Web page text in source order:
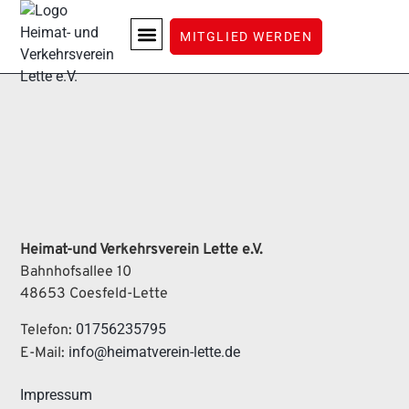
MITGLIED WERDEN
HEIMATVEREIN
Heimat-und Verkehrsverein Lette e.V.
Bahnhofsallee 10
48653 Coesfeld-Lette
Telefon: 01756235795
E-Mail: info@heimatverein-lette.de
Impressum